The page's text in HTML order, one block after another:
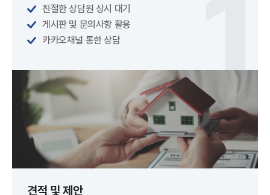
친절한 상담원 상시 대기
게시판 및 문의사항 활용
카카오채널 통한 상담
견적 및 제안